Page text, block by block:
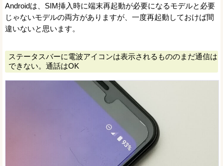
Androidは、SIM挿入時に端末再起動が必要になるモデルと必要
じゃないモデルの両方がありますが、一度再起動しておけば間
違いないと思います。
ステータスバーに電波アイコンは表示されるもののまだ通信は
できない。通話はOK